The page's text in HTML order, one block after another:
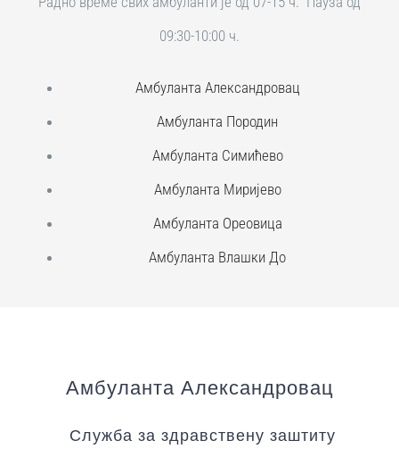
09:30-10:00 ч.
Амбуланта Александровац
Амбуланта Породин
Амбуланта Симићево
Амбуланта Миријево
Амбуланта Ореовица
Амбуланта Влашки До
Амбуланта Александровац
Служба за здравствену заштиту